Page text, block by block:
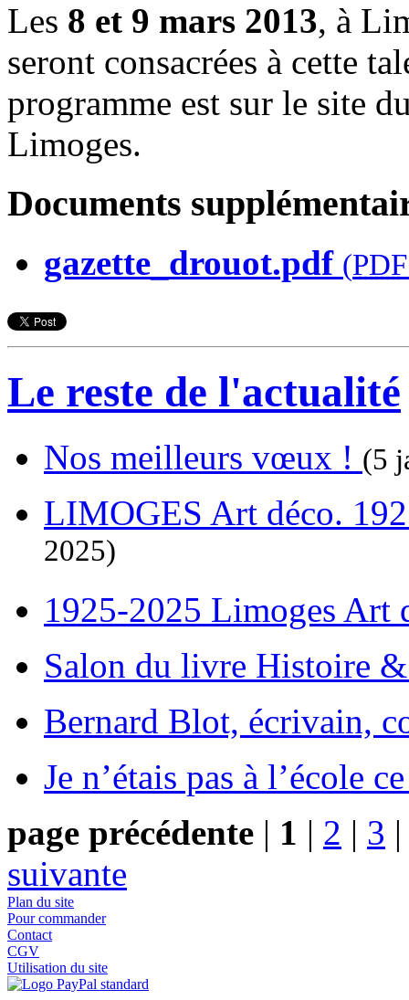
Les 8 et 9 mars 2013, à
seront consacrées à cette
programme est sur le site
Limoges.
Documents
gazette_drouot.pdf (PDF
Le reste de l'actualité
Nos meilleurs vœux ! (5
LIMOGES Art déco.
2025)
1925-2025 Limoges Art
Salon du livre Histoire
Bernard Blot, écrivain,
Je n’étais pas à l’école
page précédente | 1 | 2 | 3
suivante
Plan du site
Pour commander
Contact
CGV
Utilisation du site